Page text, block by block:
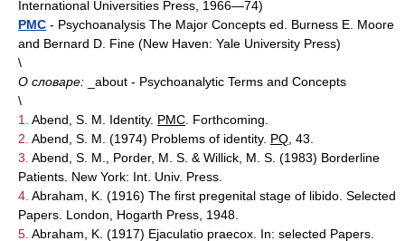
International Universities Press, 1966—74)
PMC - Psychoanalysis The Major Concepts ed. Burness E. Moore
and Bernard D. Fine (New Haven: Yale University Press)
\
О словаре: _about - Psychoanalytic Terms and Concepts
\
1.
Abend, S. M. Identity. PMC . Forthcoming.
2. Abend, S. M. (1974) Problems of identity. PQ , 43.
3. Abend, S. M., Porder, M. S. & Willick, M. S. (1983) Borderline
Patients. New York: Int. Univ. Press.
4. Abraham, K. (1916) The first pregenital stage of libido. Selected
Papers. London, Hogarth Press, 1948.
5. Abraham, K. (1917) Ejaculatio praecox. In: selected Papers.